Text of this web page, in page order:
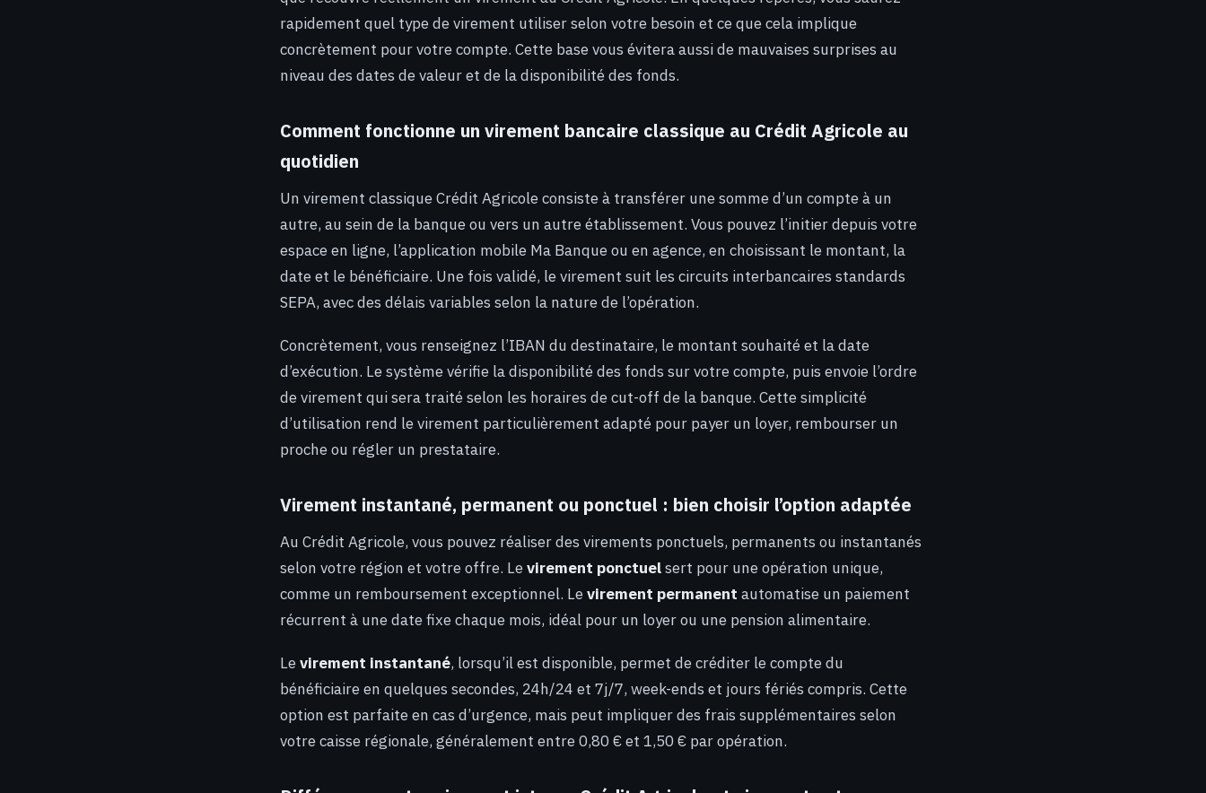
rapidement quel type de virement utiliser selon votre besoin et ce que cela implique
concrètement pour votre compte. Cette base vous évitera aussi de mauvaises surprises au
niveau des dates de valeur et de la disponibilité des fonds.
Comment fonctionne un virement bancaire classique au Crédit Agricole au
quotidien
Un virement classique Crédit Agricole consiste à transférer une somme d’un compte à un
autre, au sein de la banque ou vers un autre établissement. Vous pouvez l’initier depuis votre
espace en ligne, l’application mobile Ma Banque ou en agence, en choisissant le montant, la
date et le bénéficiaire. Une fois validé, le virement suit les circuits interbancaires standards
SEPA, avec des délais variables selon la nature de l’opération.
Concrètement, vous renseignez l’IBAN du destinataire, le montant souhaité et la date
d’exécution. Le système vérifie la disponibilité des fonds sur votre compte, puis envoie l’ordre
de virement qui sera traité selon les horaires de cut-off de la banque. Cette simplicité
d’utilisation rend le virement particulièrement adapté pour payer un loyer, rembourser un
proche ou régler un prestataire.
Virement instantané, permanent ou ponctuel : bien choisir l’option adaptée
Au Crédit Agricole, vous pouvez réaliser des virements ponctuels, permanents ou instantanés
selon votre région et votre offre. Levirement ponctuelsert pour une opération unique,
comme un remboursement exceptionnel. Levirement permanent automatise un paiement
récurrent à une date fixe chaque mois, idéal pour un loyer ou une pension alimentaire.
Levirement instantané, lorsqu’il est disponible, permet de créditer le compte du
bénéficiaire en quelques secondes, 24h/24 et 7j/7, week-ends et jours fériés compris. Cette
option est parfaite en cas d’urgence, mais peut impliquer des frais supplémentaires selon
votre caisse régionale, généralement entre 0,80 € et 1,50 € par opération.